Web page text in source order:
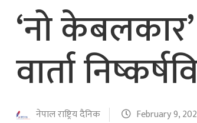
‘नो
वार्ता
नेपाल राष्ट्रिय दैनिक February 9,